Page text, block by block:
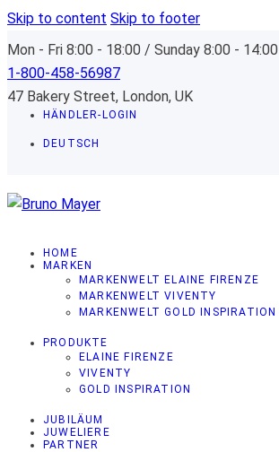
Skip to content Skip to footer
Mon - Fri 8:00 - 18:00 / Sunday 8:00 - 14:00
1-800-458-56987
47 Bakery Street, London, UK
HÄNDLER-LOGIN
DEUTSCH
HOME
MARKEN
MARKENWELT ELAINE FIRENZE
MARKENWELT VIVENTY
MARKENWELT GOLD INSPIRATION
PRODUKTE
ELAINE FIRENZE
VIVENTY
GOLD INSPIRATION
JUBILÄUM
JUWELIERE
PARTNER